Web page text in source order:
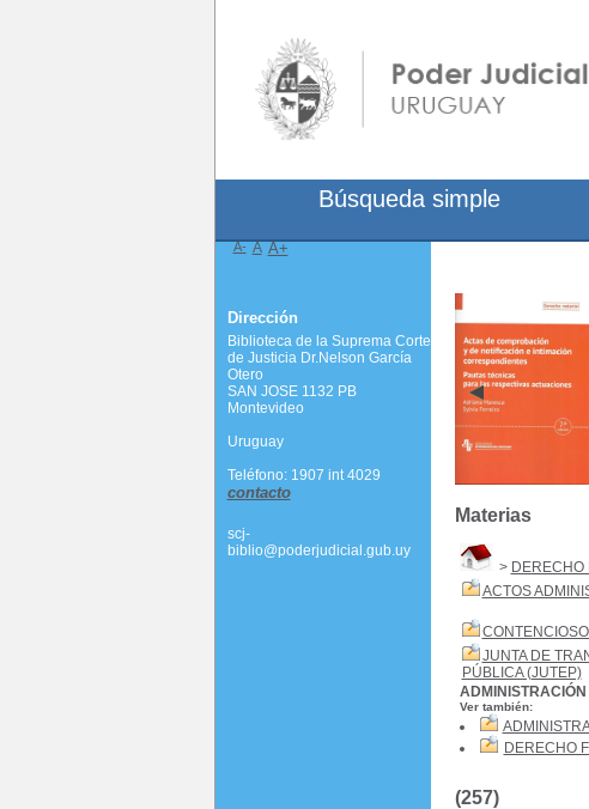
Materias
> DERECHO
ACTOS
JUNTA DE
PÚBLICA (JUTEP)
Ver también:
DERECHO
(257)
Búsqueda simple
A- A A+
Dirección
Biblioteca de la Suprema Corte
de Justicia Dr.Nelson García
Otero
SAN JOSE 1132 PB
Montevideo
Uruguay
Teléfono: 1907 int 4029
contacto
scj-
biblio@poderjudicial.gub.uy